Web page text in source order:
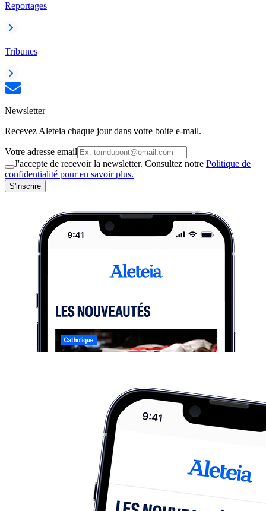
Reportages
Tribunes
Newsletter
Recevez Aleteia chaque jour dans votre boite e-mail.
Votre adresse email
J'accepte de recevoir la newsletter. Consultez notre Politique de
confidentialité pour en savoir plus.
S'inscrire